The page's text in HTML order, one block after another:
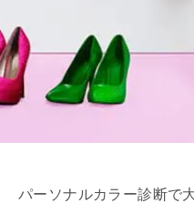
パーソナルカラー診断で